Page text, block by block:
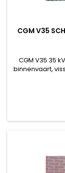
CGM V35
CGM V35 35
binnenvaart,
5 motor